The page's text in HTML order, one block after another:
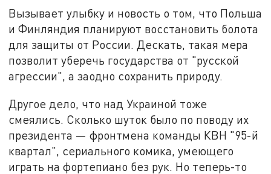
Вызывает улыбку и новость о том, что Польша
и Финляндия планируют восстановить болота
для защиты от России. Дескать, такая мера
позволит уберечь государства от "русской
агрессии", а заодно сохранить природу.
Другое дело, что над Украиной тоже
смеялись. Сколько шуток было по поводу их
президента — фронтмена команды КВН "95-й
квартал", сериального комика, умеющего
играть на фортепиано без рук. Но теперь-то